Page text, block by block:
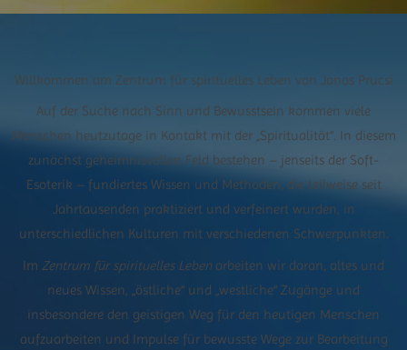
Willkommen am Zentrum für spirituelles Leben von Janos Prucsi
Auf der Suche nach Sinn und Bewusstsein kommen viele
Menschen heutzutage in Kontakt mit der „Spiritualität“. In diesem
zunächst geheimnisvollen Feld bestehen – jenseits der Soft-
Esoterik – fundiertes Wissen und Methoden, die teilweise seit
Jahrtausenden praktiziert und verfeinert wurden, in
unterschiedlichen Kulturen mit verschiedenen Schwerpunkten.
Im Zentrum für spirituelles Leben arbeiten wir daran, altes und
neues Wissen, „östliche“ und „westliche“ Zugänge und
insbesondere den geistigen Weg für den heutigen Menschen
aufzuarbeiten und Impulse für bewusste Wege zur Bearbeitung